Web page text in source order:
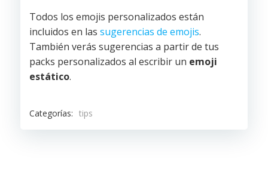
Todos los emojis personalizados están
incluidos en las sugerencias de emojis.
También verás sugerencias a partir de tus
packs personalizados al escribir un emoji
estático.
Categorías: tips